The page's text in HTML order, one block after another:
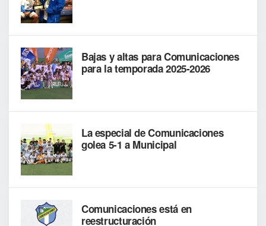
Bajas y altas para Comunicaciones
para la temporada 2025-2026
La especial de Comunicaciones
golea 5-1 a Municipal
Comunicaciones está en
reestructuración